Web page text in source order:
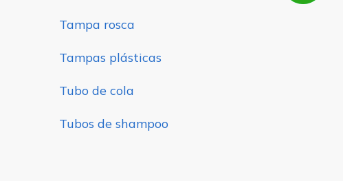
Tampa rosca
Tampas plásticas
Tubo de cola
Tubos de shampoo